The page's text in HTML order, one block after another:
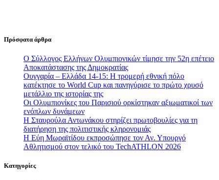
Πρόσφατα άρθρα
Ο Σύλλογος Ελλήνων Ολυμπιονικών τίμησε την 52η επέτειο
Αποκατάστασης της Δημοκρατίας
Ουγγαρία – Ελλάδα 14-15: Η τρομερή εθνική πόλο
κατέκτησε το World Cup και πανηγύρισε το πρώτο χρυσό
μετάλλιο της ιστορίας της
Οι Ολυμπιονίκες του Παρισιού ορκίστηκαν αξιωματικοί των
ενόπλων δυνάμεων
Η Σταυρούλα Αντωνάκου στηρίζει πρωτοβουλίες για τη
διατήρηση της πολιτιστικής κληρονομιάς
Η Εύη Μωραϊτίδου εκπροσώπησε τον Αν. Υπουργό
Αθλητισμού στον τελικό του TechATHLON 2026
Κατηγορίες